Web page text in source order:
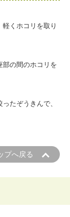
くホコリを取り
部の間のホコリを
たぞうきんで、
プへ戻る